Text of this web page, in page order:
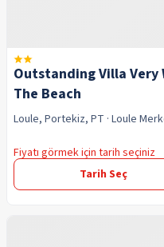
Outstanding Villa Very
The Beach
Loule, Portekiz, PT · Loule
Fiyatı görmek için tarih seçiniz
Tarih Seç